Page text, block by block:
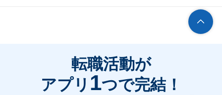
転職活動が
アプリ 1つで完結！